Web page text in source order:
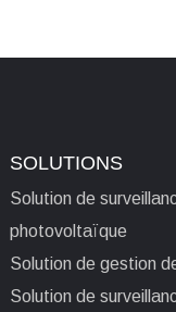
SOLUTIONS
Solution de
photovoltaïque
Solution de gestion
Solution de